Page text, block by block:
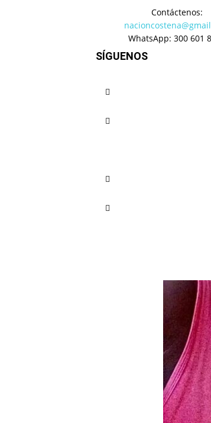
Turismo y
Contáctenos:
WhatsApp: 300 601
SÍGUENOS